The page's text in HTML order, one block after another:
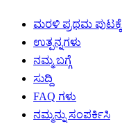
ಮರಳಿ ಪ್ರಥಮ ಪುಟಕ್ಕೆ
ಉತ್ಪನ್ನಗಳು
ನಮ್ಮ ಬಗ್ಗೆ
ಸುದ್ದಿ
FAQ ಗಳು
ನಮ್ಮನ್ನು ಸಂಪರ್ಕಿಸಿ